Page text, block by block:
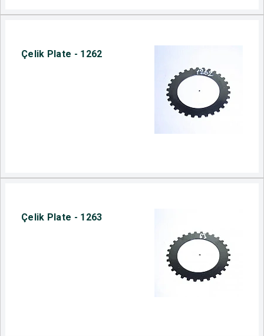
Çelik Plate - 1262
Çelik Plate - 1263